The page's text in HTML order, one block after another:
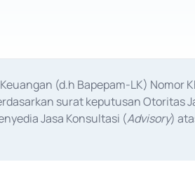
(d.h Bapepam-LK) Nomor
surat keputusan Otoritas
Jasa Konsultasi (Advisory)